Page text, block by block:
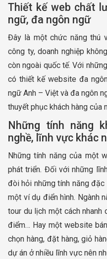
Thiết kế web chất
ngữ, đa ngôn ngữ
Đây là một chức năng thú
công ty, doanh nghiệp
còn ngoài quốc tế. Với
có thiết kế website đa
ngữ Anh – Việt và đa ngôn
thuyết phục khách hàng của
Những tính năng
nghề, lĩnh vực khác
Những tính năng của một
phát triển. Đối với những
đòi hỏi những tính năng đặc
một ví dụ điển hình. Ngành
tour du lịch một cách nhanh
điểm… Hay một website
chọn hàng, đặt hàng, giỏ
dự án ở nhiều lĩnh vực nên